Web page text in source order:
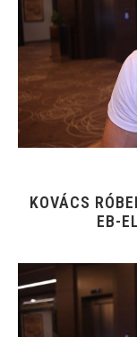
KOVÁCS
EB-